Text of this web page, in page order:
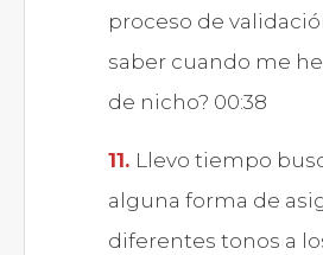
proceso de
saber cuando me
de nicho? 00:38
Llevo tiempo
alguna forma de
diferentes tonos a